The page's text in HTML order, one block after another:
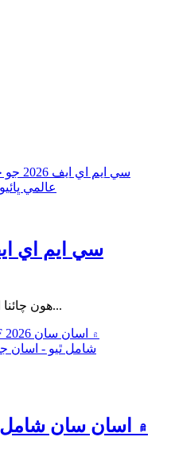
93 هون چائنا انٽرنيشنل ميڊيڪل سامان...